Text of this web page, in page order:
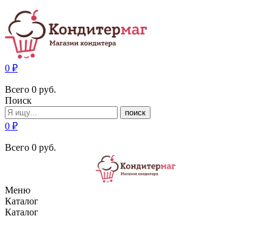
0 ₽
Всего 0 руб.
Поиск
поиск
0 ₽
Всего 0 руб.
Меню
Каталог
Каталог